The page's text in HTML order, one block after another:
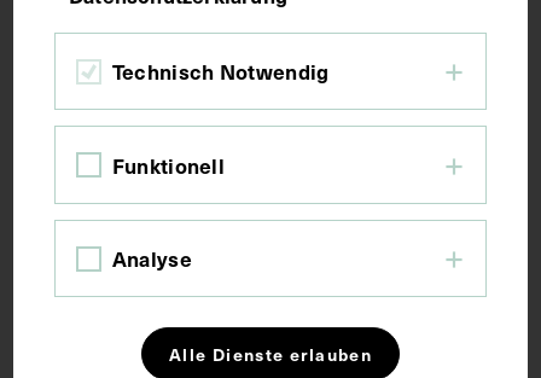
Bildmaß 15,4 x 10,5 cm
Bildmaß inkl. Untergrund 31,6 x 21,8 cm
Kurzbeschreibung
Die fotografische Vorlage ist von Eugene Pirou
angefertigt worden.
Schlagwörter
Technisch Notwendig
Funktionell
Analyse
Alle Dienste erlauben